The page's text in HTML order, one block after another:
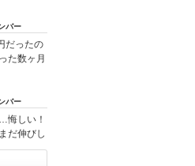
バー
だったの
た数ヶ月
バー
悔しい！
だ伸びし